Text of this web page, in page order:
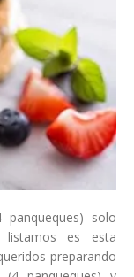
panqueques) solo
listamos es esta
preparando